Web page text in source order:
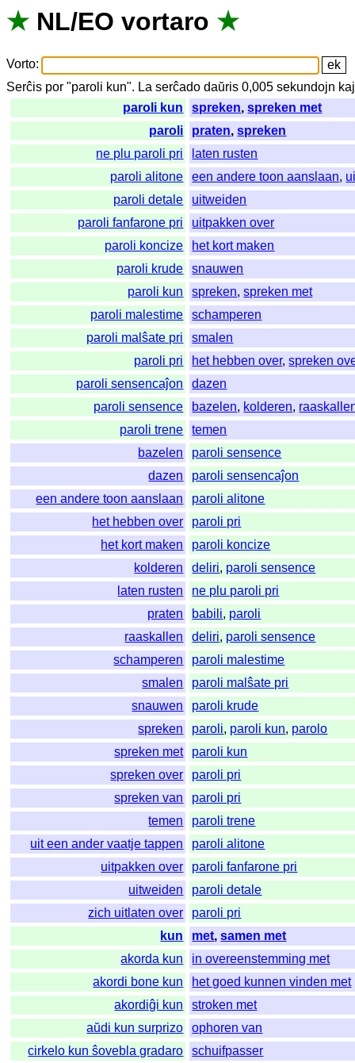
★ NL/EO vortaro ★
Vorto:
Serĉis por "paroli kun". La serĉado daŭris 0,005sekundojn kaj
paroli kun
spreken,spreken met
paroli
praten,spreken
ne plu paroli pri
laten rusten
paroli alitone
een andere toon aanslaan,
paroli detale
uitweiden
paroli fanfarone pri
uitpakken over
paroli koncize
het kort maken
paroli krude
snauwen
paroli kun
spreken,spreken met
paroli malestime
schamperen
paroli malŝate pri
smalen
paroli pri
het hebben over,spreken
paroli sensencaĵon
dazen
paroli sensence
bazelen, kolderen,
paroli trene
temen
bazelen
paroli sensence
dazen
paroli sensencaĵon
een andere toon aanslaan
paroli alitone
het hebben over
paroli pri
het kort maken
paroli koncize
kolderen
deliri, paroli sensence
laten rusten
ne plu paroli pri
praten
babili, paroli
raaskallen
deliri, paroli sensence
schamperen
paroli malestime
smalen
paroli malŝate pri
snauwen
paroli krude
spreken
paroli, paroli kun, parolo
spreken met
paroli kun
spreken over
paroli pri
spreken van
paroli pri
temen
paroli trene
uit een ander vaatje tappen
paroli alitone
uitpakken over
paroli fanfarone pri
uitweiden
paroli detale
zich uitlaten over
paroli pri
kun
met,samen met
akorda kun
in overeenstemming met
akordi bone kun
het goed kunnen vinden met
akordiĝi kun
stroken met
aŭdi kun surprizo
ophoren van
cirkelo kun ŝovebla gradaro
schuifpasser